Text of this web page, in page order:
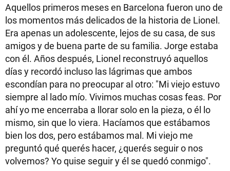
Aquellos primeros meses en Barcelona fueron uno de
los momentos más delicados de la historia de Lionel.
Era apenas un adolescente, lejos de su casa, de sus
amigos y de buena parte de su familia. Jorge estaba
con él. Años después, Lionel reconstruyó aquellos
días y recordó incluso las lágrimas que ambos
escondían para no preocupar al otro: "Mi viejo estuvo
siempre al lado mío. Vivimos muchas cosas feas. Por
ahí yo me encerraba a llorar solo en la pieza, o él lo
mismo, sin que lo viera. Hacíamos que estábamos
bien los dos, pero estábamos mal. Mi viejo me
preguntó qué querés hacer, ¿querés seguir o nos
volvemos? Yo quise seguir y él se quedó conmigo".